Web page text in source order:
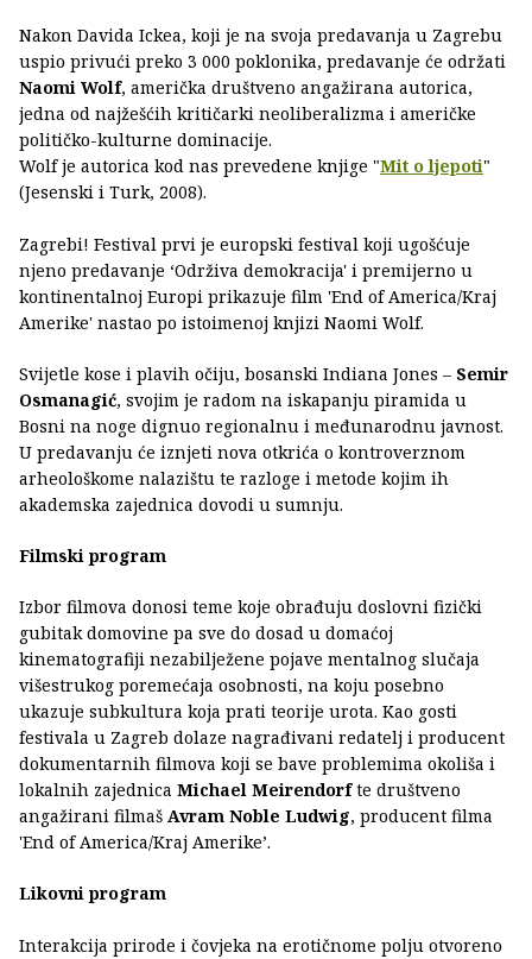
Nakon Davida Ickea, koji je na svoja predavanja u Zagrebu
uspio privući preko 3 000 poklonika, predavanje će održati
Naomi Wolf, američka društveno angažirana autorica,
jedna od najžešćih kritičarki neoliberalizma i američke
političko-kulturne dominacije.
Wolf je autorica kod nas prevedene knjige "Mit o ljepoti"
(Jesenski i Turk, 2008).
Zagrebi! Festival prvi je europski festival koji ugošćuje
njeno predavanje ‘Održiva demokracija' i premijerno u
kontinentalnoj Europi prikazuje film 'End of America/Kraj
Amerike' nastao po istoimenoj knjizi Naomi Wolf.
Svijetle kose i plavih očiju, bosanski Indiana Jones – Semir
Osmanagić, svojim je radom na iskapanju piramida u
Bosni na noge dignuo regionalnu i međunarodnu javnost.
U predavanju će iznjeti nova otkrića o kontroverznom
arheološkome nalazištu te razloge i metode kojim ih
akademska zajednica dovodi u sumnju.
Filmski program
Izbor filmova donosi teme koje obrađuju doslovni fizički
gubitak domovine pa sve do dosad u domaćoj
kinematografiji nezabilježene pojave mentalnog slučaja
višestrukog poremećaja osobnosti, na koju posebno
ukazuje subkultura koja prati teorije urota. Kao gosti
festivala u Zagreb dolaze nagrađivani redatelj i producent
dokumentarnih filmova koji se bave problemima okoliša i
lokalnih zajednica Michael Meirendorfte društveno
angažirani filmaš Avram Noble Ludwig, producent filma
'End of America/Kraj Amerike’.
Likovni program
Interakcija prirode i čovjeka na erotičnome polju otvoreno